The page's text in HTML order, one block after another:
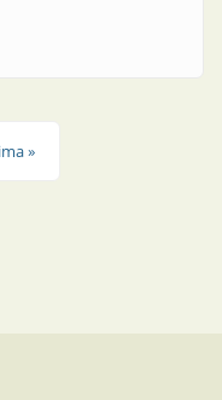
| Steck: liderazgo
»